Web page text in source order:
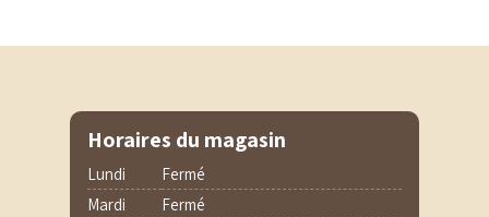
Horaires du magasin
Lundi
Fermé
Mardi
Fermé